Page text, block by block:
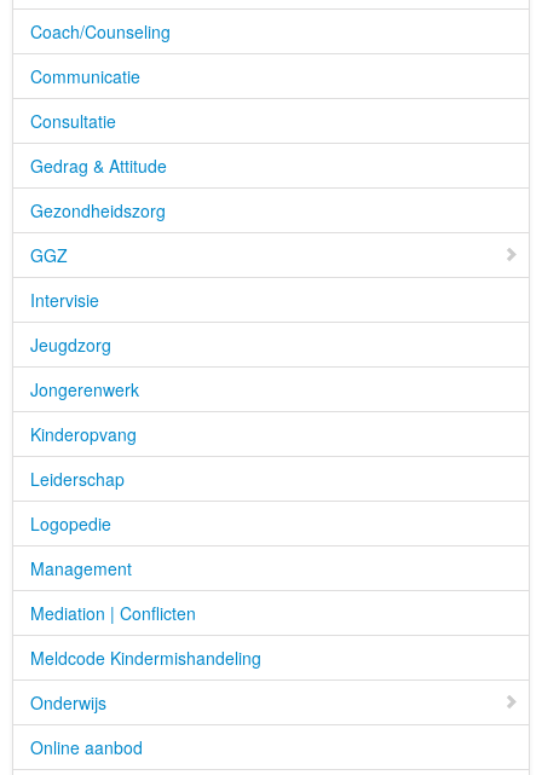
Coach/Counseling
Communicatie
Consultatie
Gedrag & Attitude
Gezondheidszorg
GGZ
Intervisie
Jeugdzorg
Jongerenwerk
Kinderopvang
Leiderschap
Logopedie
Management
Mediation | Conflicten
Meldcode Kindermishandeling
Onderwijs
Online aanbod